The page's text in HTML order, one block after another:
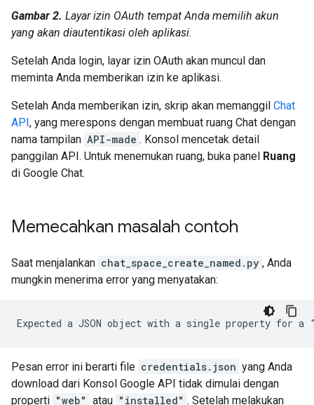
Gambar 2. Layar izin OAuth tempat Anda memilih akun
yang akan diautentikasi oleh aplikasi.
Setelah Anda login, layar izin OAuth akan muncul dan
meminta Anda memberikan izin ke aplikasi.
Setelah Anda memberikan izin, skrip akan memanggil Chat
API, yang merespons dengan membuat ruang Chat dengan
nama tampilan API-made . Konsol mencetak detail
panggilan API. Untuk menemukan ruang, buka panel Ruang
di Google Chat.
Memecahkan masalah contoh
Saat menjalankan chat_space_create_named.py , Anda
mungkin menerima error yang menyatakan:
Pesan error ini berarti file credentials.json yang Anda
download dari Konsol Google API tidak dimulai dengan
properti "web" atau "installed" . Setelah melakukan